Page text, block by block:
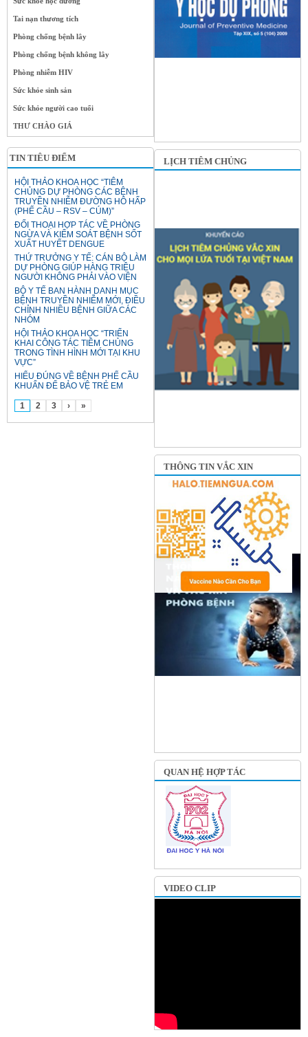
Tai nạn thương tích
Phòng chống bệnh lây
Phòng chống bệnh không lây
Phòng nhiễm HIV
Sức khỏe sinh sản
Sức khỏe người cao tuổi
THƯ CHÀO GIÁ
TIN TIÊU ĐIỂM
HỘI THẢO KHOA HỌC “TIÊM
CHỦNG DỰ PHÒNG CÁC BỆNH
TRUYỀN NHIỄM ĐƯỜNG HÔ HẤP
(PHẾ CẦU – RSV – CÚM)”
ĐỐI THOẠI HỢP TÁC VỀ PHÒNG
NGỪA VÀ KIỂM SOÁT BỆNH SỐT
XUẤT HUYẾT DENGUE
THỨ TRƯỞNG Y TẾ: CÁN BỘ LÀM
DỰ PHÒNG GIÚP HÀNG TRIỆU
NGƯỜI KHÔNG PHẢI VÀO VIỆN
BỘ Y TẾ BAN HÀNH DANH MỤC
BỆNH TRUYỀN NHIỄM MỚI, ĐIỀU
CHỈNH NHIỀU BỆNH GIỮA CÁC
NHÓM
HỘI THẢO KHOA HỌC “TRIỂN
KHAI CÔNG TÁC TIÊM CHỦNG
TRONG TÌNH HÌNH MỚI TẠI KHU
VỰC”
HIỂU ĐÚNG VỀ BỆNH PHẾ CẦU
KHUẨN ĐỂ BẢO VỆ TRẺ EM
1 2 3 › »
LỊCH TIÊM CHỦNG
THÔNG TIN VẮC XIN
QUAN HỆ HỢP TÁC
VIDEO CLIP